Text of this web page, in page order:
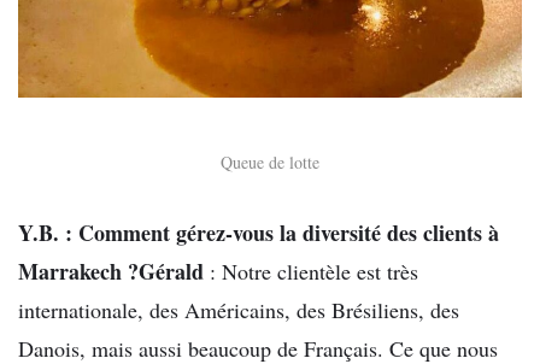
Queue de lotte
Y.B. : Comment gérez-vous la diversité des clients à
Marrakech ?Gérald : Notre clientèle est très
internationale, des Américains, des Brésiliens, des
Danois, mais aussi beaucoup de Français. Ce que nous